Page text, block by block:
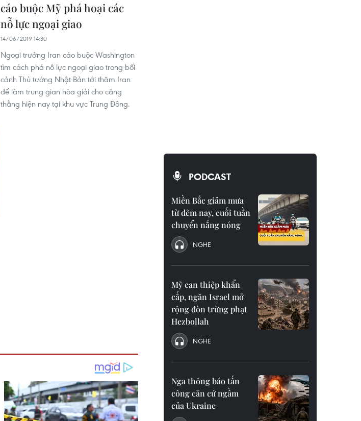
cáo buộc Mỹ phá hoại các
nỗ lực ngoại giao
14/06/2019 14:30
Ngoại trưởng Iran cáo buộc Washington
tìm cách phá nỗ lực ngoại giao trong bối
cảnh Thủ tướng Nhật Bản tới thăm Iran
để làm trung gian hòa giải cho căng
thẳng hiện nay tại khu vực Trung Đông.
PODCAST
Miền Bắc giảm mưa
từ đêm nay, cuối tuần
chuyển nắng nóng
NGHE
Mỹ can thiệp khẩn
cấp, ngăn Israel mở
rộng đòn trừng phạt
Hezbollah
NGHE
Nga thông báo tấn
công căn cứ ngầm
của Ukraine